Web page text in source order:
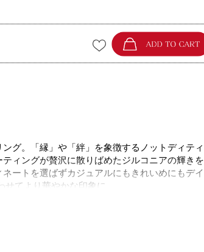
グ。「縁」や「絆」を象徴するノットディティ
ィングが贅沢に散りばめたジルコニアの輝きを
ートを選ばずカジュアルにもきれいめにもデイ
てより華やかな印象に。
方でも安心してご使用いただけます。